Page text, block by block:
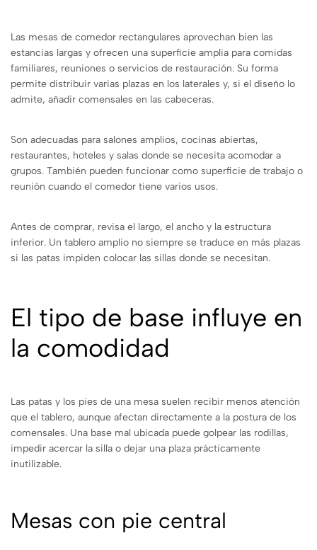
Las mesas de comedor rectangulares aprovechan bien las
estancias largas y ofrecen una superficie amplia para comidas
familiares, reuniones o servicios de restauración. Su forma
permite distribuir varias plazas en los laterales y, si el diseño lo
admite, añadir comensales en las cabeceras.
Son adecuadas para salones amplios, cocinas abiertas,
restaurantes, hoteles y salas donde se necesita acomodar a
grupos. También pueden funcionar como superficie de trabajo o
reunión cuando el comedor tiene varios usos.
Antes de comprar, revisa el largo, el ancho y la estructura
inferior. Un tablero amplio no siempre se traduce en más plazas
si las patas impiden colocar las sillas donde se necesitan.
El tipo de base influye en
la comodidad
Las patas y los pies de una mesa suelen recibir menos atención
que el tablero, aunque afectan directamente a la postura de los
comensales. Una base mal ubicada puede golpear las rodillas,
impedir acercar la silla o dejar una plaza prácticamente
inutilizable.
Mesas con pie central